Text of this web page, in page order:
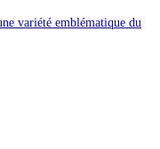
variété emblématique du